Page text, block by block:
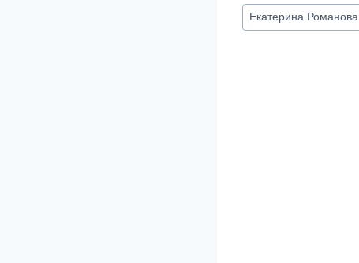
Метки
записи:
Екатерина Романова